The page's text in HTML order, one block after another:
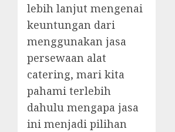
lebih lanjut mengenai
keuntungan dari
menggunakan jasa
persewaan alat
catering, mari kita
pahami terlebih
dahulu mengapa jasa
ini menjadi pilihan